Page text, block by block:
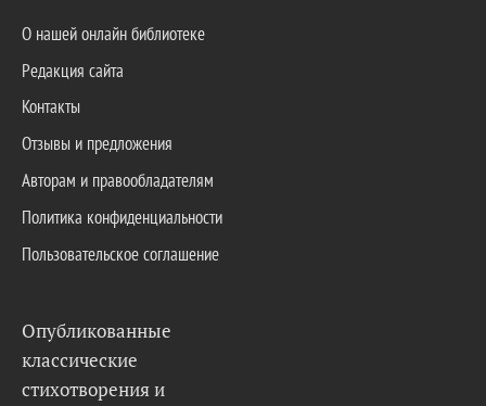
О нашей онлайн библиотеке
Редакция сайта
Контакты
Отзывы и предложения
Авторам и правообладателям
Политика конфиденциальности
Пользовательское соглашение
Опубликованные
классические
стихотворения и